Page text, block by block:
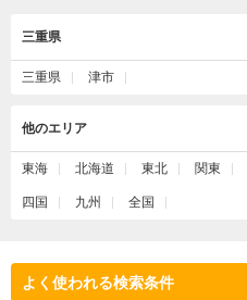
三重県
三重県 津市
他のエリア
東海 北海道 東北 関東
四国 九州 全国
よく使われる検索条件